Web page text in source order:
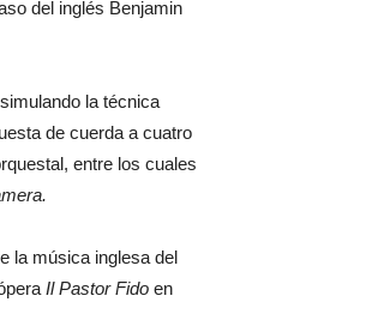
del inglés Benjamin
simulando la técnica
de cuerda a cuatro
entre los cuales
la música inglesa del
Il Pastor Fido en